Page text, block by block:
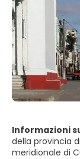
Informazioni
della provincia
meridionale di